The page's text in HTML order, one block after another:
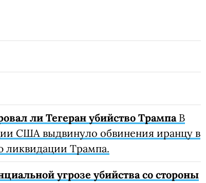
ли Тегеран убийство ТрампаВ
США выдвинуло обвинения иранцу в
ликвидации Трампа.
угрозе убийства со стороны